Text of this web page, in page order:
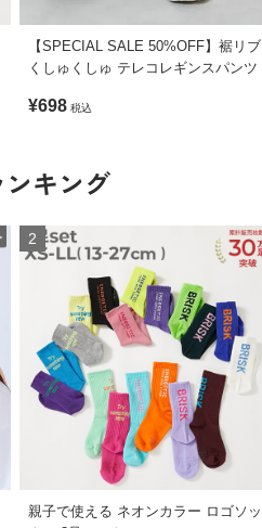
【SPECIAL SALE 50%OFF】裾リブ
くしゅくしゅ テレコレギンスパンツ
¥698 税込
キング
2
親子で使える ネオンカラー ロゴソッ